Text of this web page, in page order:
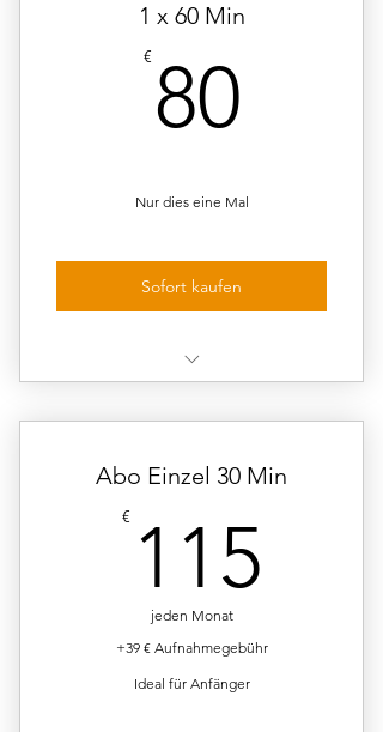
1 x 60 Min
€ 80
Nur dies eine Mal
Sofort kaufen
Abo Einzel 30 Min
€ 115
jeden Monat
+39 € Aufnahmegebühr
Ideal für Anfänger